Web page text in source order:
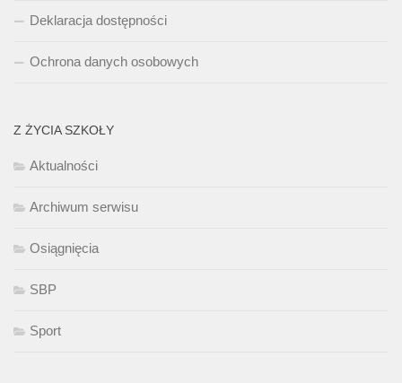
Deklaracja dostępności
Ochrona danych osobowych
Z ŻYCIA SZKOŁY
Aktualności
Archiwum serwisu
Osiągnięcia
SBP
Sport